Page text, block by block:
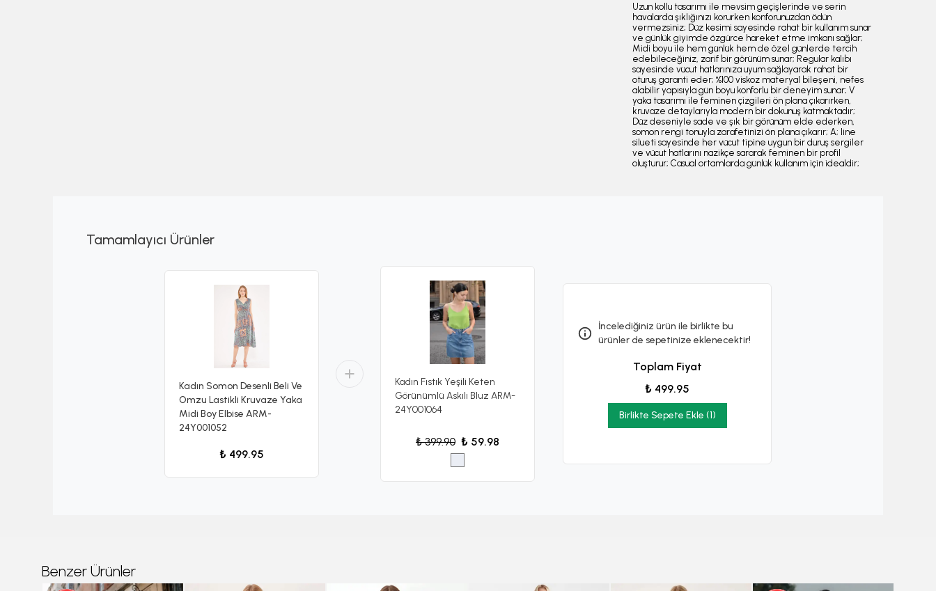
Uzun kollu tasarımı ile mevsim geçişlerinde ve serin
havalarda şıklığınızı korurken konforunuzdan ödün
vermezsiniz; Düz kesimi sayesinde rahat bir kullanım sunar
ve günlük giyimde özgürce hareket etme imkanı sağlar;
Midi boyu ile hem günlük hem de özel günlerde tercih
edebileceğiniz, zarif bir görünüm sunar; Regular kalıbı
sayesinde vücut hatlarınıza uyum sağlayarak rahat bir
oturuş garanti eder; %100 viskoz materyal bileşeni, nefes
alabilir yapısıyla gün boyu konforlu bir deneyim sunar; V
yaka tasarımı ile feminen çizgileri ön plana çıkarırken,
kruvaze detaylarıyla modern bir dokunuş katmaktadır;
Düz deseniyle sade ve şık bir görünüm elde ederken,
somon rengi tonuyla zarafetinizi ön plana çıkarır; A; line
silueti sayesinde her vücut tipine uygun bir duruş sergiler
ve vücut hatlarını nazikçe sararak feminen bir profil
oluşturur; Casual ortamlarda günlük kullanım için idealdir;
Tamamlayıcı Ürünler
Kadın Somon Desenli Beli Ve
Omzu Lastikli Kruvaze Yaka
Midi Boy Elbise ARM-
24Y001052
₺ 499.95
Kadın Fıstık Yeşili Keten
Görünümlü Askılı Bluz ARM-
24Y001064
₺ 399.90 ₺ 59.98
İncelediğiniz ürün ile birlikte bu
ürünler de sepetinize eklenecektir!
Toplam Fiyat
₺ 499.95
Birlikte Sepete Ekle (1)
Benzer Ürünler